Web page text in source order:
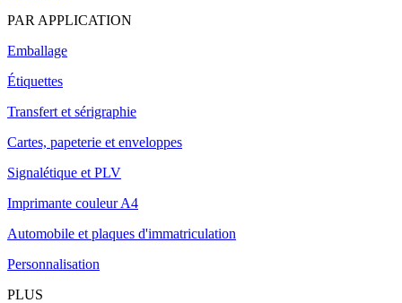
PAR APPLICATION
Emballage
Étiquettes
Transfert et sérigraphie
Cartes, papeterie et enveloppes
Signalétique et PLV
Imprimante couleur A4
Automobile et plaques d'immatriculation
Personnalisation
PLUS